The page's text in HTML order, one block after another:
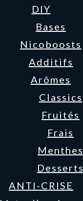
DIY
Bases
Nicoboosts
Additifs
Arômes
Classics
Fruités
Frais
Menthes
Desserts
ANTI-CRISE